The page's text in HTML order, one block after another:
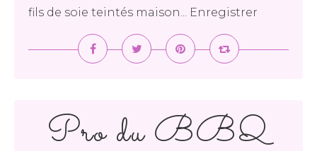
fils de soie teintés maison... Enregistrer
Pro du BBQ